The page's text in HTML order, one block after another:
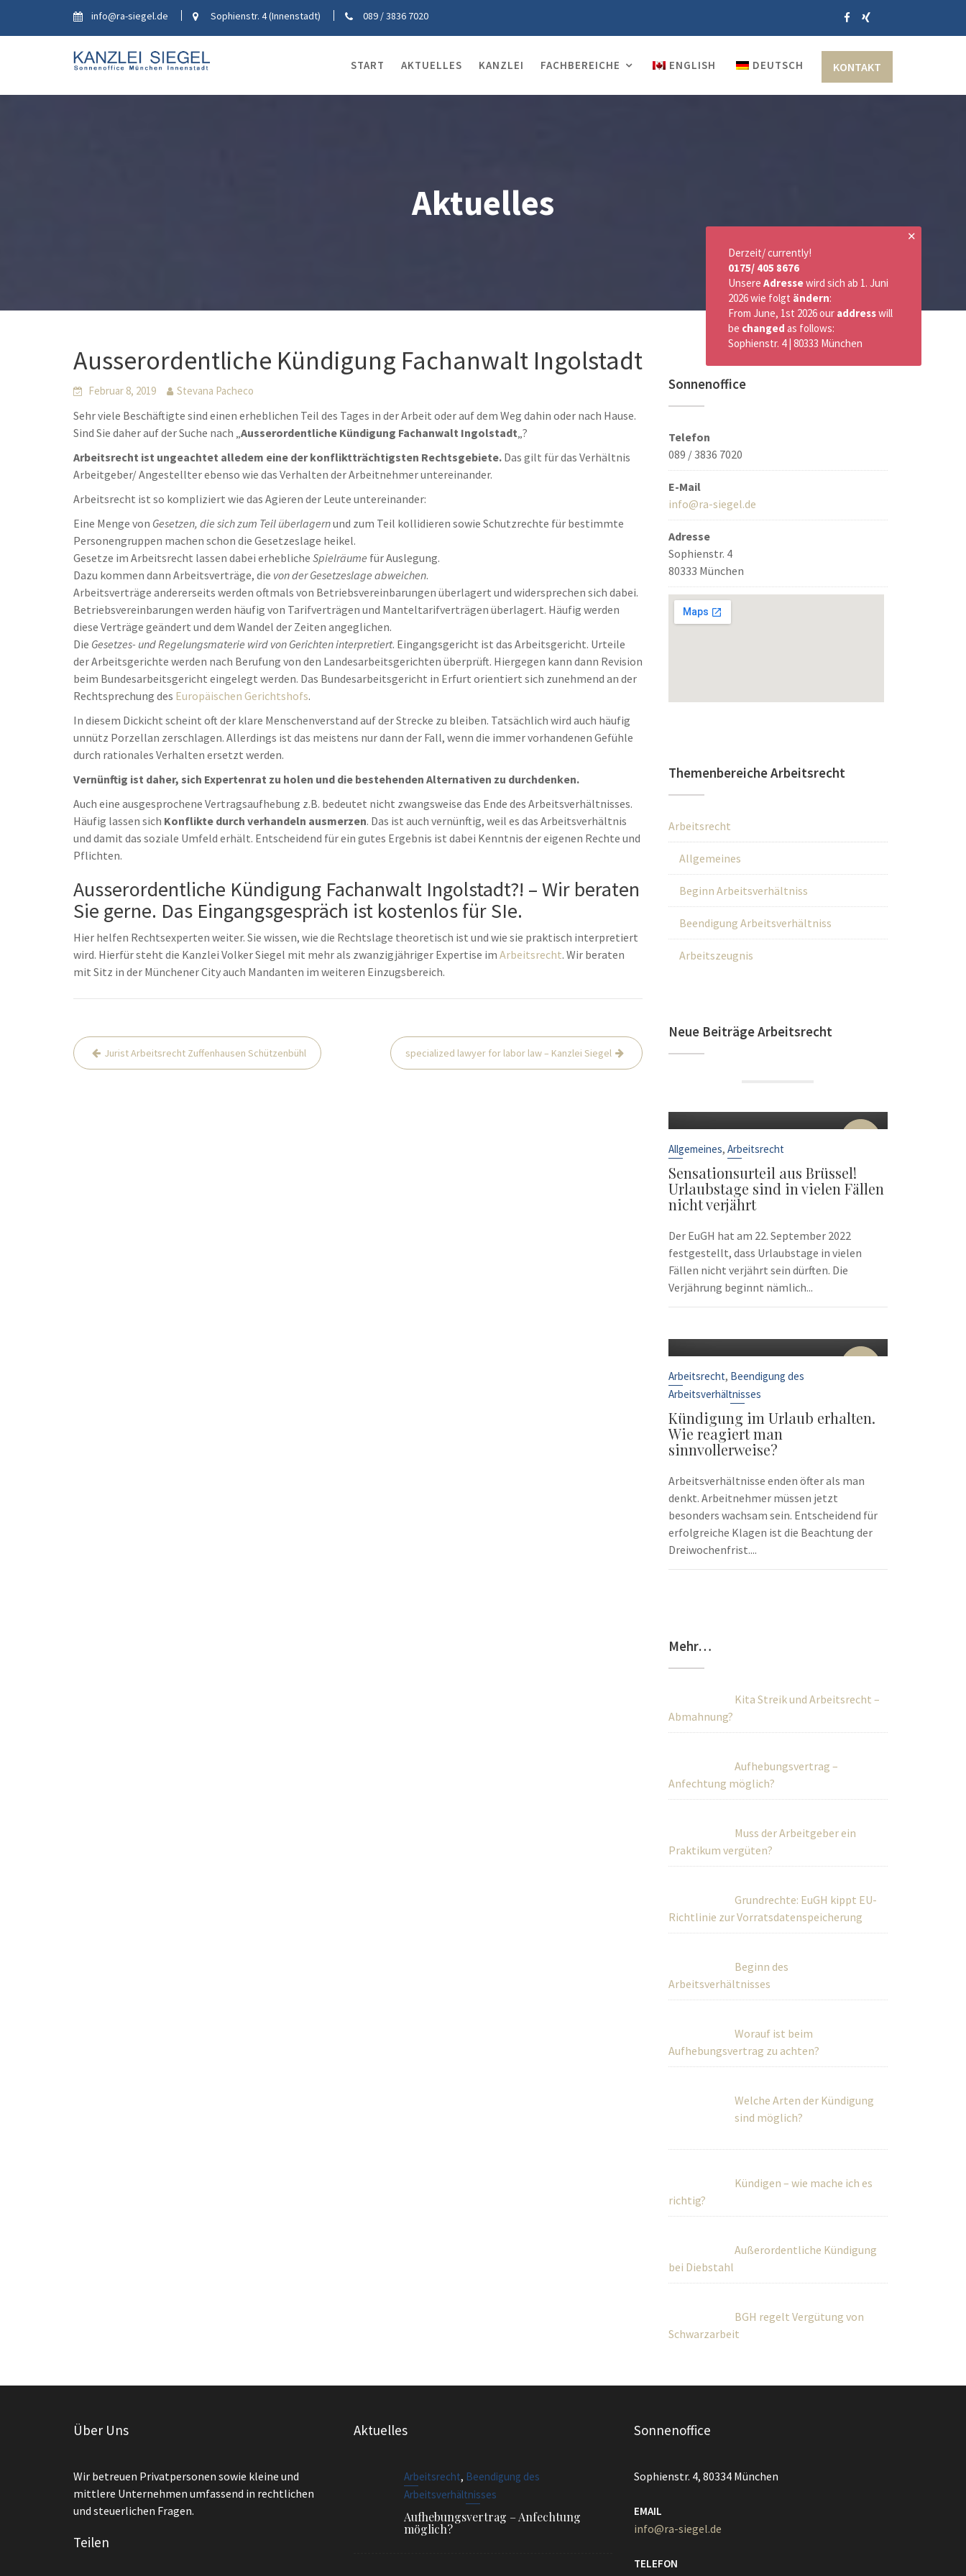
info@ra-siegel.de Sophienstr. 4 (Innenstadt) 089 / 3836 7020
KONTAKT
START AKTUELLES KANZLEI FACHBEREICHE ENGLISH DEUTSCH
Aktuelles
Ausserordentliche Kündigung Fachanwalt Ingolstadt
Februar 8, 2019 Stevana Pacheco
Sehr viele Beschäftigte sind einen erheblichen Teil des Tages in der Arbeit oder auf dem Weg dahin oder nach Hause.
Sind Sie daher auf der Suche nach „Ausserordentliche Kündigung Fachanwalt Ingolstadt„?
Arbeitsrecht ist ungeachtet alledem eine der konfliktträchtigsten Rechtsgebiete. Das gilt für das Verhältnis
Arbeitgeber/ Angestellter ebenso wie das Verhalten der Arbeitnehmer untereinander.
Arbeitsrecht ist so kompliziert wie das Agieren der Leute untereinander:
Eine Menge von Gesetzen, die sich zum Teil überlagernund zum Teil kollidieren sowie Schutzrechte für bestimmte
Personengruppen machen schon die Gesetzeslage heikel.
Gesetze im Arbeitsrecht lassen dabei erhebliche Spielräume für Auslegung.
Dazu kommen dann Arbeitsverträge, die von der Gesetzeslage abweichen.
Arbeitsverträge andererseits werden oftmals von Betriebsvereinbarungen überlagert und widersprechen sich dabei.
Betriebsvereinbarungen werden häufig von Tarifverträgen und Manteltarifverträgen überlagert. Häufig werden
diese Verträge geändert und dem Wandel der Zeiten angeglichen.
Die Gesetzes- und Regelungsmaterie wird von Gerichten interpretiert. Eingangsgericht ist das Arbeitsgericht. Urteile
der Arbeitsgerichte werden nach Berufung von den Landesarbeitsgerichten überprüft. Hiergegen kann dann Revision
beim Bundesarbeitsgericht eingelegt werden. Das Bundesarbeitsgericht in Erfurt orientiert sich zunehmend an der
Rechtsprechung des Europäischen Gerichtshofs.
In diesem Dickicht scheint oft der klare Menschenverstand auf der Strecke zu bleiben. Tatsächlich wird auch häufig
unnütz Porzellan zerschlagen. Allerdings ist das meistens nur dann der Fall, wenn die immer vorhandenen Gefühle
durch rationales Verhalten ersetzt werden.
Vernünftig ist daher, sich Expertenrat zu holen und die bestehenden Alternativen zu durchdenken.
Auch eine ausgesprochene Vertragsaufhebung z.B. bedeutet nicht zwangsweise das Ende des Arbeitsverhältnisses.
Häufig lassen sich Konflikte durch verhandeln ausmerzen. Das ist auch vernünftig, weil es das Arbeitsverhältnis
und damit das soziale Umfeld erhält. Entscheidend für ein gutes Ergebnis ist dabei Kenntnis der eigenen Rechte und
Pflichten.
Ausserordentliche Kündigung Fachanwalt Ingolstadt?! – Wir beraten
Sie gerne. Das Eingangsgespräch ist kostenlos für SIe.
Hier helfen Rechtsexperten weiter. Sie wissen, wie die Rechtslage theoretisch ist und wie sie praktisch interpretiert
wird. Hierfür steht die Kanzlei Volker Siegel mit mehr als zwanzigjähriger Expertise im Arbeitsrecht. Wir beraten
mit Sitz in der Münchener City auch Mandanten im weiteren Einzugsbereich.
Beitrags-
Navigation
Jurist Arbeitsrecht Zuffenhausen Schützenbühl specialized lawyer for labor law – Kanzlei Siegel
Sonnenoffice
Telefon
089 / 3836 7020
E-Mail
info@ra-siegel.de
Adresse
Sophienstr. 4
80333 München
Themenbereiche Arbeitsrecht
Arbeitsrecht
Allgemeines
Beginn Arbeitsverhältniss
Beendigung Arbeitsverhältniss
Arbeitszeugnis
Neue Beiträge Arbeitsrecht
22
Allgemeines,Arbeitsrecht
Sensationsurteil aus Brüssel!
Urlaubstage sind in vielen Fällen
nicht verjährt
Der EuGH hat am 22. September 2022
festgestellt, dass Urlaubstage in vielen
Fällen nicht verjährt sein dürften. Die
Verjährung beginnt nämlich...
10
Arbeitsrecht, Beendigung des
Arbeitsverhältnisses
Kündigung im Urlaub erhalten.
Wie reagiert man
sinnvollerweise?
Arbeitsverhältnisse enden öfter als man
denkt. Arbeitnehmer müssen jetzt
besonders wachsam sein. Entscheidend für
erfolgreiche Klagen ist die Beachtung der
Dreiwochenfrist....
Mehr…
Kita Streik und Arbeitsrecht –
Abmahnung?
Aufhebungsvertrag –
Anfechtung möglich?
Muss der Arbeitgeber ein
Praktikum vergüten?
Grundrechte: EuGH kippt EU-
Richtlinie zur Vorratsdatenspeicherung
Beginn des
Arbeitsverhältnisses
Worauf ist beim
Aufhebungsvertrag zu achten?
Welche Arten der Kündigung
sind möglich?
Schwarzarbeit
mittlere Unternehmen umfassend in rechtlichen
und steuerlichen Fragen.
Arbeitsverhältnisses
Aufhebungsvertrag – Anfechtung
möglich?
info@ra-siegel.de
089 / 3836 7020
✕
Derzeit/ currently!
0175/ 405 8676
Unsere Adressewird sich ab 1. Juni
2026 wie folgt ändern:
From June, 1st 2026 our addresswill
be changed as follows:
Sophienstr. 4 | 80333 München